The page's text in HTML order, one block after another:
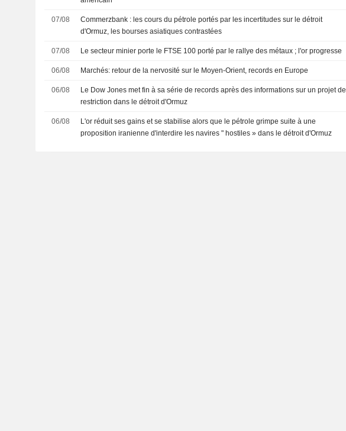
07/08
Commerzbank : les cours du pétrole portés par les incertitudes sur le détroit
d'Ormuz, les bourses asiatiques contrastées
07/08 Le secteur minier porte le FTSE 100 porté par le rallye des métaux ; l'or progresse
06/08 Marchés: retour de la nervosité sur le Moyen-Orient, records en Europe
06/08
Le Dow Jones met fin à sa série de records après des informations sur un projet de
restriction dans le détroit d'Ormuz
06/08
L'or réduit ses gains et se stabilise alors que le pétrole grimpe suite à une
proposition iranienne d'interdire les navires " hostiles » dans le détroit d'Ormuz